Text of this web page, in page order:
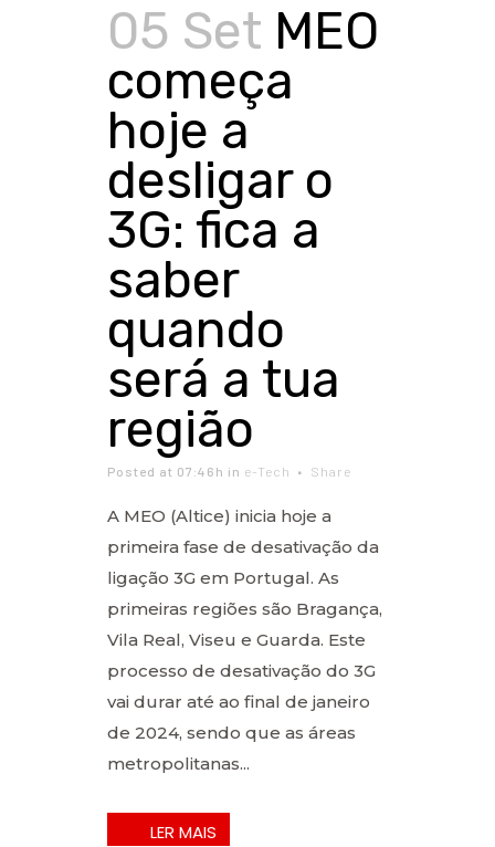
05 Set MEO
começa
hoje a
desligar o
3G: fica a
saber
quando
será a tua
região
Posted at 07:46h in e-Tech Share
A MEO (Altice) inicia hoje a
primeira fase de desativação da
ligação 3G em Portugal. As
primeiras regiões são Bragança,
Vila Real, Viseu e Guarda. Este
processo de desativação do 3G
vai durar até ao final de janeiro
de 2024, sendo que as áreas
metropolitanas...